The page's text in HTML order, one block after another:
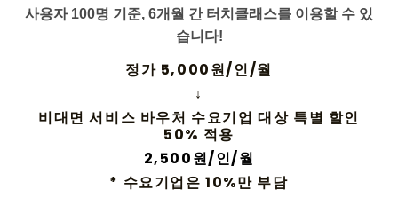
사용자 100명 기준, 6개월 간 터치클래스를 이용할 수 있
습니다!
정가 5,000원/인/월
↓
비대면 서비스 바우처 수요기업 대상 특별 할인
50% 적용
2,500원/인/월
* 수요기업은 10%만 부담